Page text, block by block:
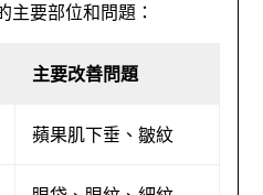
主要部位和問題：
主要改善問題
蘋果肌下垂、皺紋